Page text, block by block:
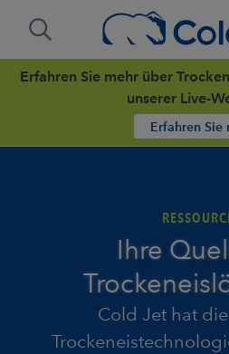
Erfahren Sie mehr über
unserer Live-
Erfahren Sie
Ihre
Cold Jet hat